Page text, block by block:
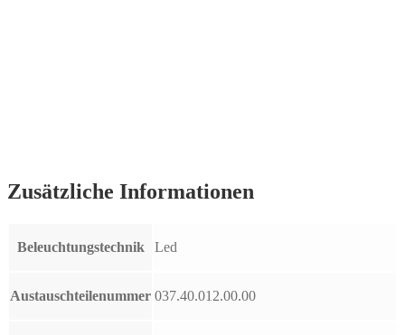
Zusätzliche Informationen
Beleuchtungstechnik Led
Austauschteilenummer 037.40.012.00.00